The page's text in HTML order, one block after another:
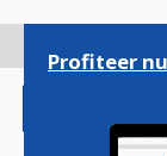
gaan
Profiteer